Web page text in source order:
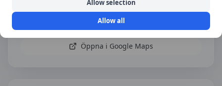
Öppna i Google Maps
Allow selection
Allow all